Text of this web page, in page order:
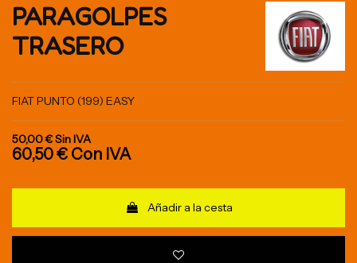
PARAGOLPES
TRASERO
FIAT PUNTO (199) EASY
50,00 €Sin IVA
60,50 € Con IVA
Añadir a la cesta